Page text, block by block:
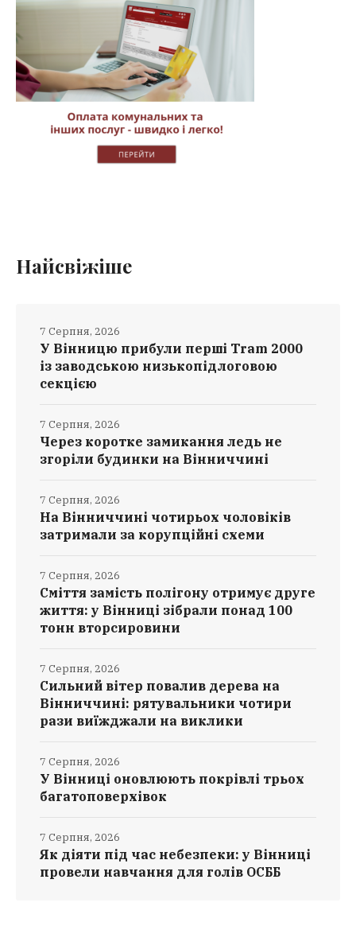
Найсвіжіше
У Вінницю прибули перші Tram 2000
із заводською низькопідлоговою
секцією
7 Серпня, 2026
Через коротке замикання ледь не
згоріли будинки на Вінниччині
7 Серпня, 2026
На Вінниччині чотирьох чоловіків
затримали за корупційні схеми
7 Серпня, 2026
Сміття замість полігону отримує друге
життя: у Вінниці зібрали понад 100
тонн вторсировини
7 Серпня, 2026
Сильний вітер повалив дерева на
Вінниччині: рятувальники чотири
рази виїжджали на виклики
7 Серпня, 2026
У Вінниці оновлюють покрівлі трьох
багатоповерхівок
7 Серпня, 2026
Як діяти під час небезпеки: у Вінниці
провели навчання для голів ОСББ
7 Серпня, 2026